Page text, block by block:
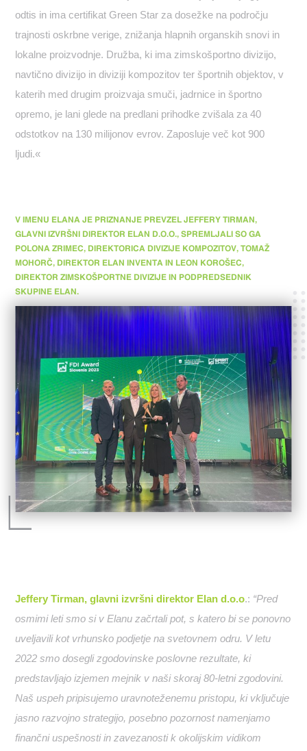
odtis in ima certifikat Green Star za dosežke na področju
trajnosti oskrbne verige, znižanja hlapnih organskih snovi in
lokalne proizvodnje. Družba, ki ima zimskošportno divizijo,
navtično divizijo in diviziji kompozitov ter športnih objektov, v
katerih med drugim proizvaja smuči, jadrnice in športno
opremo, je lani glede na predlani prihodke zvišala za 40
odstotkov na 130 milijonov evrov. Zaposluje več kot 900
ljudi.«
V IMENU ELANA JE PRIZNANJE PREVZEL JEFFERY TIRMAN,
GLAVNI IZVRŠNI DIREKTOR ELAN D.O.O., SPREMLJALI SO GA
POLONA ZRIMEC, DIREKTORICA DIVIZIJE KOMPOZITOV, TOMAŽ
MOHORČ, DIREKTOR ELAN INVENTA IN LEON KOROŠEC,
DIREKTOR ZIMSKOŠPORTNE DIVIZIJE IN PODPREDSEDNIK
SKUPINE ELAN.
Jeffery Tirman, glavni izvršni direktor Elan d.o.o.: “Pred
osmimi leti smo si v Elanu začrtali pot, s katero bi se ponovno
uveljavili kot vrhunsko podjetje na svetovnem odru. V letu
2022 smo dosegli zgodovinske poslovne rezultate, ki
predstavljajo izjemen mejnik v naši skoraj 80-letni zgodovini.
Naš uspeh pripisujemo uravnoteženemu pristopu, ki vključuje
jasno razvojno strategijo, posebno pozornost namenjamo
finančni uspešnosti in zavezanosti k okolijskim vidikom